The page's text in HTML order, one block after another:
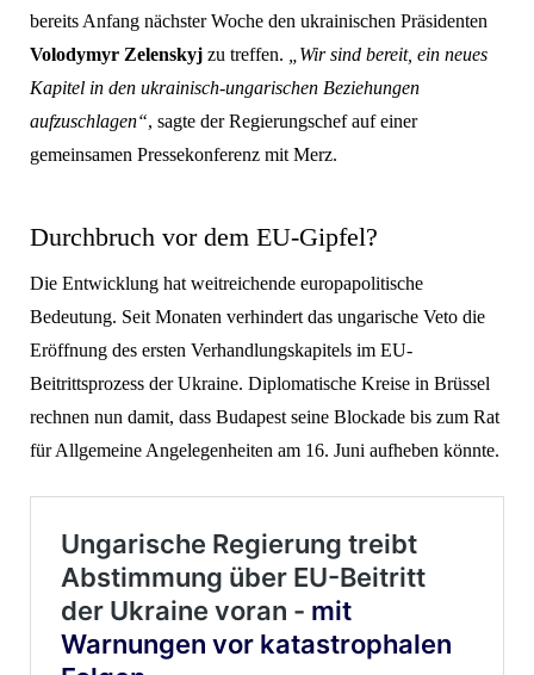
bereits Anfang nächster Woche den ukrainischen Präsidenten
Volodymyr Zelenskyj zu treffen.
„Wir sind bereit, ein neues
Kapitel in den ukrainisch-ungarischen Beziehungen
aufzuschlagen“, sagte der Regierungschef auf einer
gemeinsamen Pressekonferenz mit Merz.
Durchbruch vor dem EU-Gipfel?
Die Entwicklung hat weitreichende europapolitische
Bedeutung. Seit Monaten verhindert das ungarische Veto die
Eröffnung des ersten Verhandlungskapitels im EU-
Beitrittsprozess der Ukraine. Diplomatische Kreise in Brüssel
rechnen nun damit, dass Budapest seine Blockade bis zum Rat
für Allgemeine Angelegenheiten am 16. Juni aufheben könnte.